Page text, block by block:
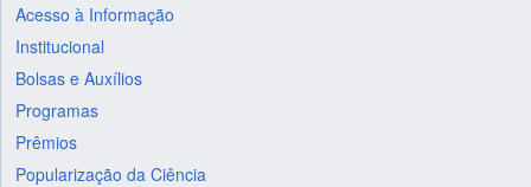
Acesso à Informação
Institucional
Bolsas e Auxílios
Programas
Prêmios
Popularização da Ciência